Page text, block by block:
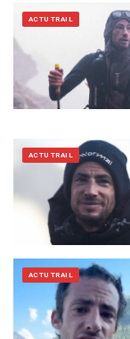
ACTU TRAIL
ACTU TRAIL
ACTU TRAIL